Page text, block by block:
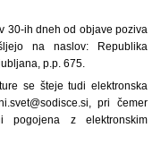
30-ih dneh od objave poziva
na naslov: Republika
p.p. 675.
se šteje tudi elektronska
pri čemer
pogojena z elektronskim